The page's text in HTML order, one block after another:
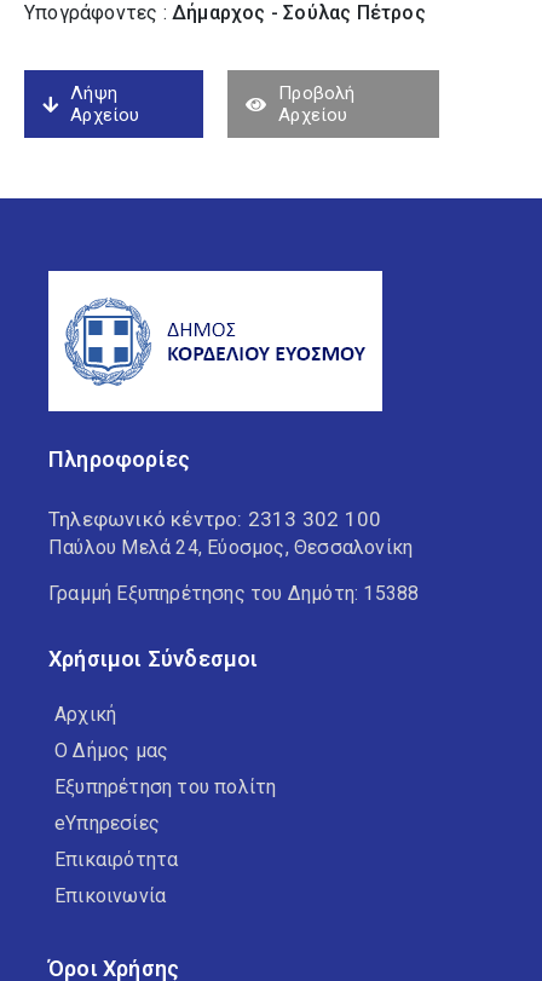
Υπογράφοντες : Δήμαρχος - Σούλας Πέτρος
Λήψη
Αρχείου
Προβολή
Αρχείου
Πληροφορίες
Τηλεφωνικό κέντρο: 2313 302 100
Παύλου Μελά 24, Εύοσμος, Θεσσαλονίκη
Γραμμή Εξυπηρέτησης του Δημότη: 15388
Χρήσιμοι Σύνδεσμοι
Αρχική
Ο Δήμος μας
Εξυπηρέτηση του πολίτη
eΥπηρεσίες
Επικαιρότητα
Επικοινωνία
Όροι Χρήσης